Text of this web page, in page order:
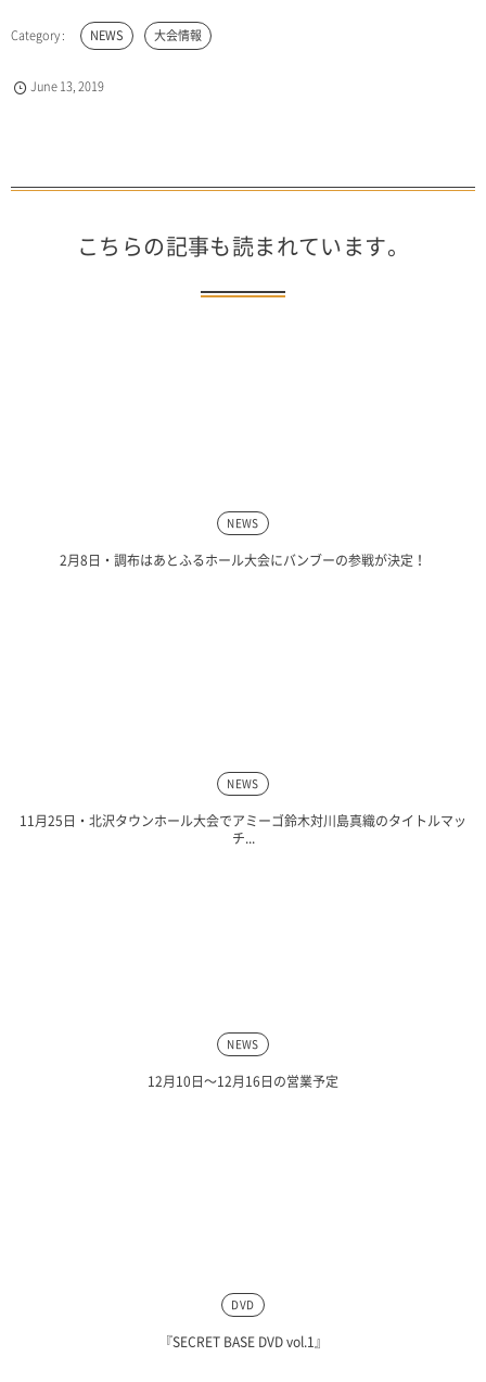
NEWS 大会情報
June13,2019
こちらの記事も読まれています。
NEWS
2月8日・調布はあとふるホール大会にバンブーの参戦が決定！
NEWS
11月25日・北沢タウンホール大会でアミーゴ鈴木対川島真織のタイトルマッ
チ...
NEWS
12月10日〜12月16日の営業予定
DVD
『SECRET BASE DVD vol.1』